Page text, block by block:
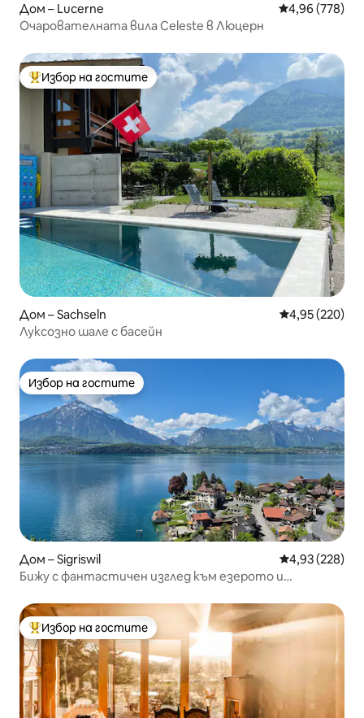
Дом – Lucerne Средна
4,96 (778)
Очарователната вила Celeste в Люцерн
Най-популярен избор на гостите
Избор на гостите
Дом – Sachseln Средна
4,95 (220)
Луксозно шале с басейн
Избор на гостите
Избор на гостите
Дом – Sigriswil Средна
4,93 (228)
Бижу с фантастичен изглед към езерото и
Най-популярен избор на гостите
Избор на гостите